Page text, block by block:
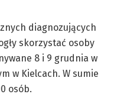
diagnozujących
skorzystać osoby
8 i 9 grudnia w
w Kielcach. W sumie
osób.